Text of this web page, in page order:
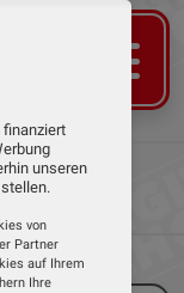
Serien,
finanziert
unseren
von
Partner
auf Ihrem
Ihre